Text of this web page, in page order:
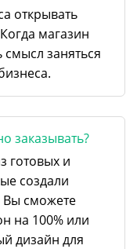
открывать
магазин
смысл заняться
заказывать?
готовых и
создали
сможете
на 100% или
дизайн для